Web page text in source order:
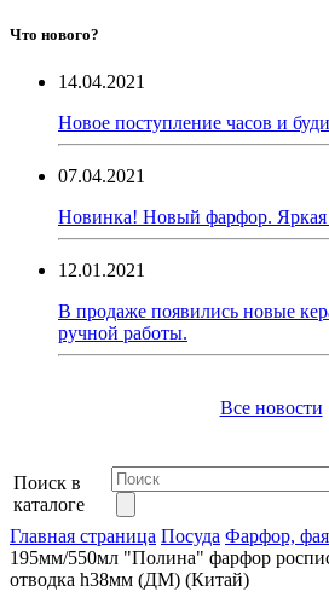
Что нового?
14.04.2021
Новое поступление часов и
07.04.2021
Новинка! Новый фарфор. Яркая
12.01.2021
В продаже появились новые
ручной работы.
Все новости
Поиск в
каталоге
Главная страница Посуда Фарфор,
195мм/550мл "Полина" фарфор
отводка h38мм (ДМ) (Китай)